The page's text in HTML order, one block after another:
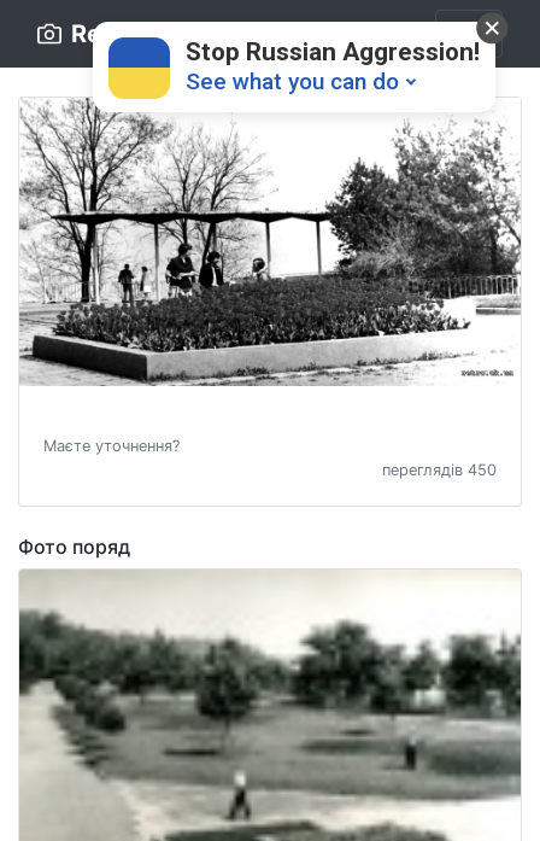
Retro.ck.ua
Маєте уточнення?
переглядів 450
Фото поряд
Stop Russian Aggression!
See what you can do
Donate 💸
📌